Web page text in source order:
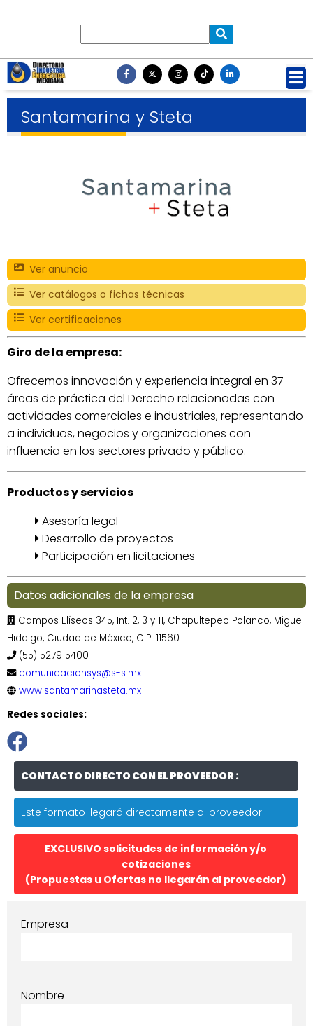
Santamarina y Steta
Ver anuncio
Ver catálogos o fichas técnicas
Ver certificaciones
Giro de la empresa:
Ofrecemos innovación y experiencia integral en 37
áreas de práctica del Derecho relacionadas con
actividades comerciales e industriales, representando
a individuos, negocios y organizaciones con
influencia en los sectores privado y público.
Productos y servicios
Asesoría legal
Desarrollo de proyectos
Participación en licitaciones
Datos adicionales de la empresa
Campos Elíseos 345, Int. 2, 3 y 11, Chapultepec Polanco, Miguel
Hidalgo, Ciudad de México, C.P. 11560
(55) 5279 5400
comunicacionsys@s-s.mx
www.santamarinasteta.mx
Redes sociales:
CONTACTO DIRECTO CON EL PROVEEDOR :
Este formato llegará directamente al proveedor
EXCLUSIVO solicitudes de información y/o
cotizaciones
(Propuestas u Ofertas no llegarán al proveedor)
Empresa
Nombre